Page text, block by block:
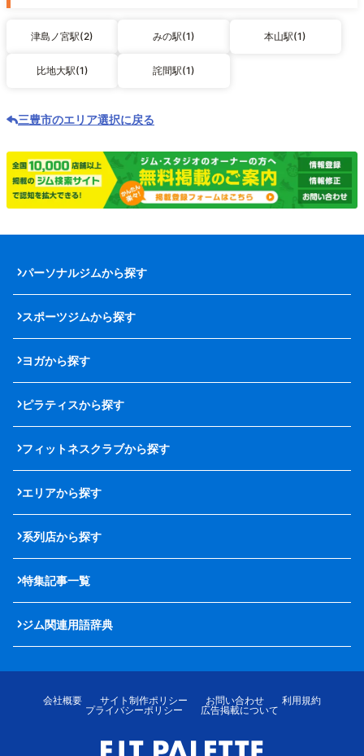
津島ノ宮駅(2) みの駅(1) 本山駅(1)
比地大駅(1) 詫間駅(1)
三豊市のエリア選択に戻る
パーソナルジムから探す
スポーツジムから探す
ヨガから探す
ピラティスから探す
フィットネスクラブから探す
エリアから探す
系列店から探す
特集記事一覧
ジム関連用語辞典
会社概要 サイト制作ポリシー お問い合わせ
利用規約
プライバシーポリシー
広告掲載について